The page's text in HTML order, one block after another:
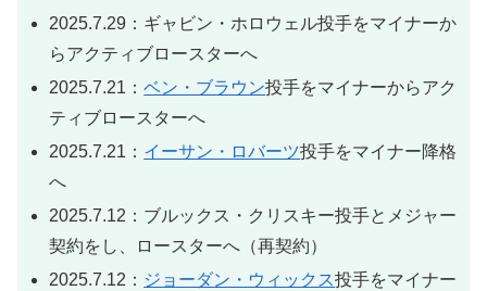
2025.7.29：ギャビン・ホロウェル投手をマイナーか
らアクティブロースターへ
2025.7.21：ベン・ブラウン投手をマイナーからアク
ティブロースターへ
2025.7.21： イーサン・ロバーツ投手をマイナー降格
へ
2025.7.12：ブルックス・クリスキー投手とメジャー
契約をし、ロースターへ（再契約）
2025.7.12： ジョーダン・ウィックス投手をマイナー